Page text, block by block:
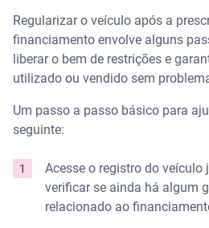
Regularizar o veículo após a
financiamento envolve alguns
liberar o bem de restrições e
utilizado ou vendido sem
Um passo a passo básico para
seguinte:
Acesse o registro do veículo
verificar se ainda há algum
relacionado ao